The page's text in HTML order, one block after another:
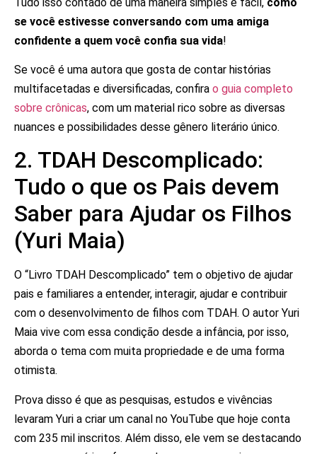
se você estivesse conversando com uma amiga
confidente a quem você confia sua vida!
Se você é uma autora que gosta de contar histórias
multifacetadas e diversificadas, confira o guia completo
sobre crônicas, com um material rico sobre as diversas
nuances e possibilidades desse gênero literário único.
2. TDAH Descomplicado:
Tudo o que os Pais devem
Saber para Ajudar os Filhos
(Yuri Maia)
O “Livro TDAH Descomplicado” tem o objetivo de ajudar
pais e familiares a entender, interagir, ajudar e contribuir
com o desenvolvimento de filhos com TDAH. O autor Yuri
Maia vive com essa condição desde a infância, por isso,
aborda o tema com muita propriedade e de uma forma
otimista.
Prova disso é que as pesquisas, estudos e vivências
levaram Yuri a criar um canal no YouTube que hoje conta
com 235 mil inscritos. Além disso, ele vem se destacando